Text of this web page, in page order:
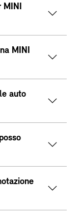
MINI
auto